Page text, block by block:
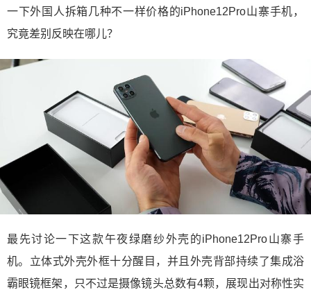
一下外国人拆箱几种不一样价格的iPhone12Pro山寨手机，
究竟差别反映在哪儿？
最先讨论一下这款午夜绿磨纱外壳的iPhone12Pro山寨手
机。立体式外壳外框十分醒目，并且外壳背部持续了集成浴
霸眼镜框架，只不过是摄像镜头总数有4颗，展现出对称性实